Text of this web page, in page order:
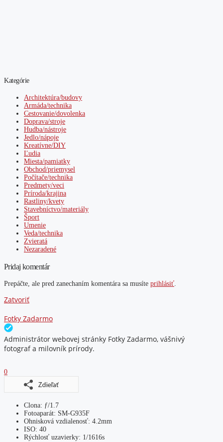
Kategórie
Architektúra/budovy
Armáda/technika
Cestovanie/dovolenka
Doprava/stroje
Hudba/nástroje
Jedlo/nápoje
Kreatívne/DIY
Ľudia
Miesta/pamiatky
Obchod/priemysel
Počítače/technika
Predmety/veci
Príroda/krajina
Rastliny/kvety
Stavebníctvo/materiály
Šport
Umenie
Veda/technika
Zvieratá
Nezaradené
Pridaj komentár
Prepáčte, ale pred zanechaním komentára sa musíte prihlásiť.
Zatvoriť
Fotky Zadarmo
Administrátor webovej stránky Fotky Zadarmo, vášnivý
fotograf a milovník prírody.
0
Clona: ƒ/1.7
Fotoaparát: SM-G935F
Ohnisková vzdialenosť: 4.2mm
ISO: 40
Rýchlosť uzavierky: 1/1616s